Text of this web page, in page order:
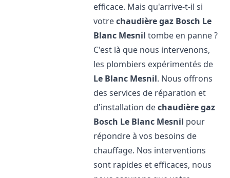
efficace. Mais qu'arrive-t-il si
votrechaudière gaz Bosch Le
Blanc Mesnil tombe en panne ?
C'est là que nous intervenons,
les plombiers expérimentés de
Le Blanc Mesnil. Nous offrons
des services de réparation et
d'installation dechaudière gaz
Bosch Le Blanc Mesnil pour
répondre à vos besoins de
chauffage. Nos interventions
sont rapides et efficaces, nous